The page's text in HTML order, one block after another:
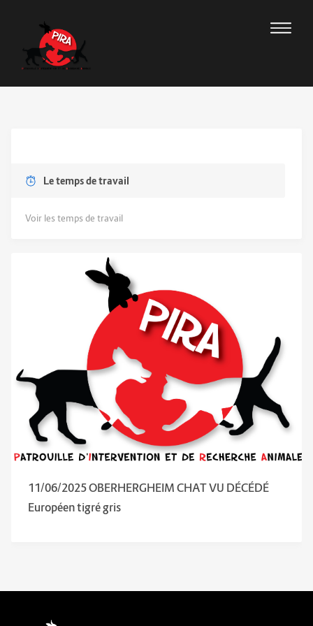
Le temps de travail
Voir les temps de travail
11/06/2025 OBERHERGHEIM CHAT VU DÉCÉDÉ
Européen tigré gris